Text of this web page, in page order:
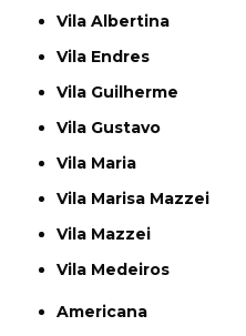
Vila Albertina
Vila Endres
Vila Guilherme
Vila Gustavo
Vila Maria
Vila Marisa Mazzei
Vila Mazzei
Vila Medeiros
Americana